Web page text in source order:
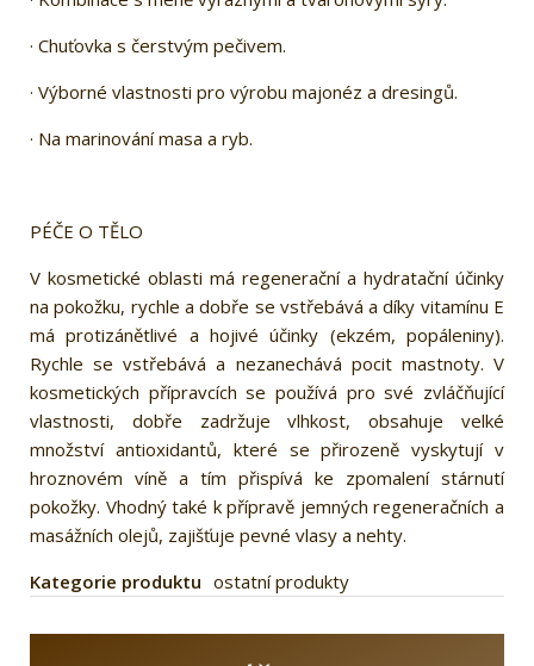
· Chuťovka s čerstvým pečivem.
· Výborné vlastnosti pro výrobu majonéz a dresingů.
· Na marinování masa a ryb.
PÉČE O TĚLO
V kosmetické oblasti má regenerační a hydratační účinky
na pokožku, rychle a dobře se vstřebává a díky vitamínu E
má protizánětlivé a hojivé účinky (ekzém, popáleniny).
Rychle se vstřebává a nezanechává pocit mastnoty. V
kosmetických přípravcích se používá pro své zvláčňující
vlastnosti, dobře zadržuje vlhkost, obsahuje velké
množství antioxidantů, které se přirozeně vyskytují v
hroznovém víně a tím přispívá ke zpomalení stárnutí
pokožky. Vhodný také k přípravě jemných regeneračních a
masážních olejů, zajišťuje pevné vlasy a nehty.
Kategorie produktu ostatní produkty